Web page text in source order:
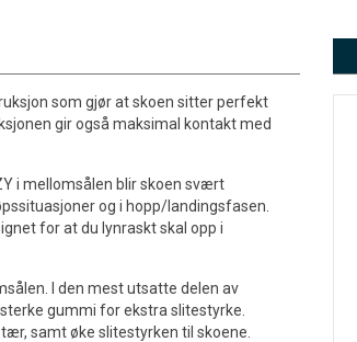
som gjør at skoen sitter perfekt
gir også maksimal kontakt med
i mellomsålen blir skoen svært
og i hopp/landingsfasen.
for at du lynraskt skal opp i
I den mest utsatte delen av
gummi for ekstra slitestyrke.
samt øke slitestyrken til skoene.